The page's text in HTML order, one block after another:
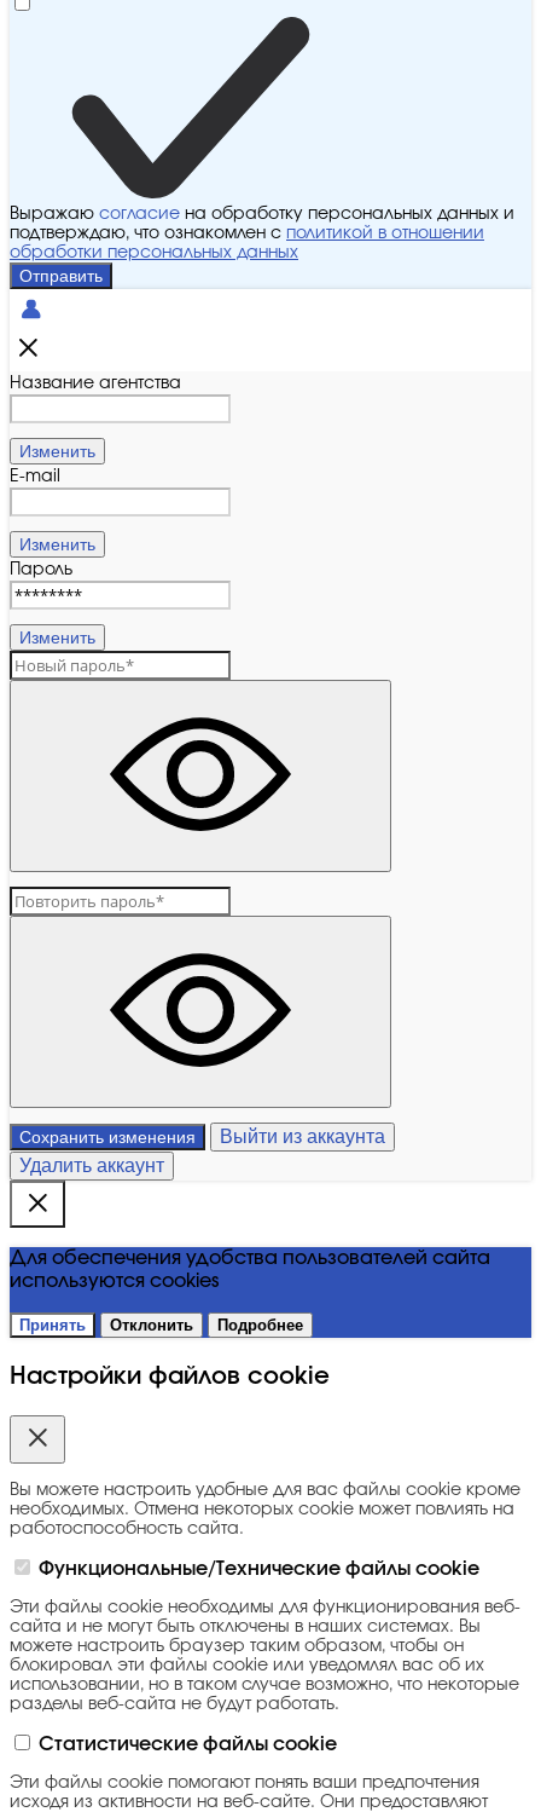
Выражаю согласие на обработку персональных данных и
подтверждаю, что ознакомлен с политикой в отношении
обработки персональных данных
Отправить
Название агентства
Изменить
E-mail
Изменить
Пароль
Изменить
Сохранить изменения
Выйти из аккаунта
Удалить аккаунт
Для обеспечения удобства пользователей сайта
используются cookies
Принять Отклонить Подробнее
Настройки файлов cookie
Вы можете настроить удобные для вас файлы cookie кроме
необходимых. Отмена некоторых cookie может повлиять на
работоспособность сайта.
Функциональные/Технические файлы cookie
Эти файлы cookie необходимы для функционирования веб-
сайта и не могут быть отключены в наших системах. Вы
можете настроить браузер таким образом, чтобы он
блокировал эти файлы cookie или уведомлял вас об их
использовании, но в таком случае возможно, что некоторые
разделы веб-сайта не будут работать.
Статистические файлы cookie
Эти файлы cookie помогают понять ваши предпочтения
исходя из активности на веб-сайте. Они предоставляют